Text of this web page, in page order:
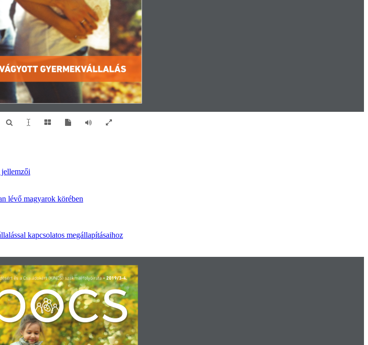
lévő magyarok körében
kapcsolatos megállapításaihoz